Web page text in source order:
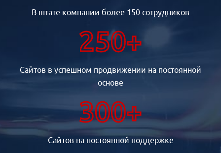
В штате компании более 150 сотрудников
250+
Сайтов в успешном продвижении на постоянной
основе
300+
Сайтов на постоянной поддержке